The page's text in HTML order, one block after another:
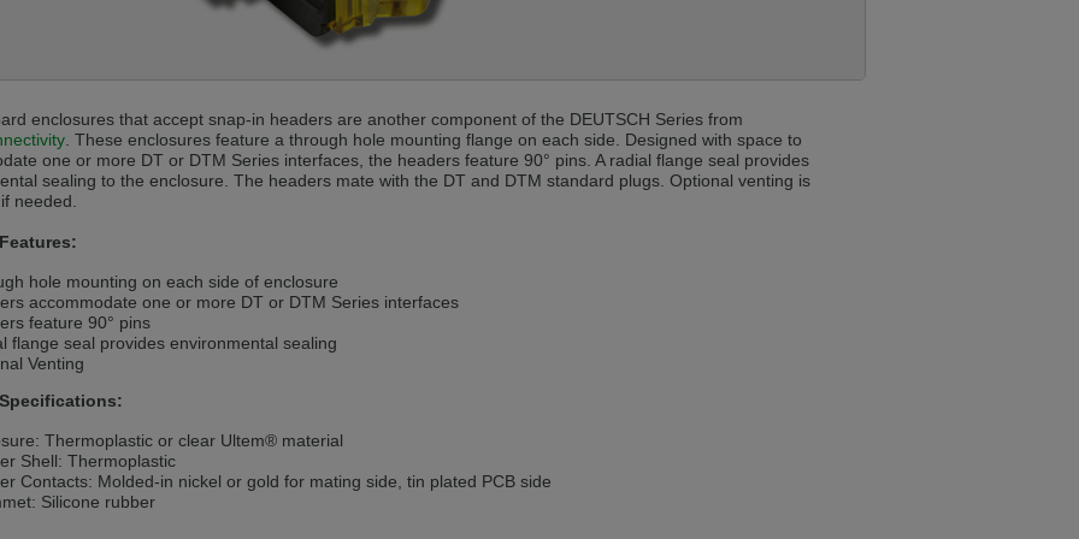
Sprache als die derzeit angezeigte bevorzugt. Diese Webseite ist auch auf Deutsch verfügbar. Möchten
another language than the selected one. This website is also available in Czech. Would you like to switch to the
version
jaký je momentálně používán. Tato stránka je k dispozici i v češtině. Chcete přepnout na českou verzi?
této verzi
je právě používaný jazyk. Tato stránka je také k dispozici v němčině. Přejete si přejít na německou verzi?
v této verzi
Version bleiben
enclosures that accept snap-in headers are another component of the DEUTSCH Series from
. These enclosures feature a through hole mounting flange on each side. Designed with space to
one or more DT or DTM Series interfaces, the headers feature 90° pins. A radial flange seal provides
sealing to the enclosure. The headers mate with the DT and DTM standard plugs. Optional venting is
needed.
hole mounting on each side of enclosure
accommodate one or more DT or DTM Series interfaces
feature 90° pins
flange seal provides environmental sealing
Venting
Thermoplastic or clear Ultem® material
Shell: Thermoplastic
Contacts: Molded-in nickel or gold for mating side, tin plated PCB side
Silicone rubber